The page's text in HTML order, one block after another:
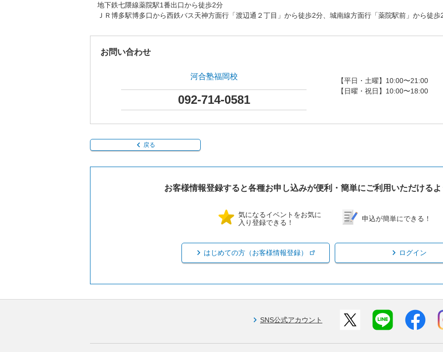
地下鉄七隈線薬院駅1番出口から徒歩2分
ＪＲ博多駅博多口から西鉄バス天神方面行「渡辺通２丁目」から徒歩2分、城南線方面行「薬院駅前」から徒歩
お問い合わせ
河合塾福岡校
092-714-0581
【平日・土曜】10:00〜21:00
【日曜・祝日】10:00〜18:00
戻る
お客様情報登録すると各種お申し込みが便利・簡単にご利用いただける
気になるイベントをお気に
入り登録できる！
申込が簡単にできる！
はじめての方（お客様情報登録） ログイン
SNS公式アカウント